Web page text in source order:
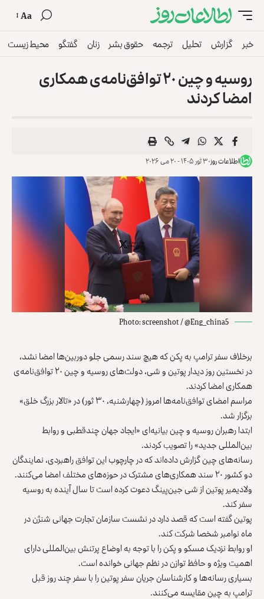
Aa
خبر گزارش تحلیل ترجمه حقوق بشر زنان گفتگو محیط زیست
روسیه و چین ۲۰ توافق‌نامه‌ی همکاری
امضا کردند
اطلاعات روز۳۰ ثور ۱۴۰۵ - ۲۰ می ۲۰۲۶
Photo: screenshot / @Eng_china5
برخلاف سفر ترامپ به پکن که هیچ سند رسمی جلو دوربین‌ها امضا نشد،
در نخستین روز دیدار پوتین و شی، دولت‌های روسیه و چین ۲۰ توافق‌نامه‌ی
همکاری امضا کردند.
مراسم امضای توافق‌نامه‌ها امروز (چهارشنبه، ۳۰ ثور) در «تالار بزرگ خلق»
برگزار شد.
ابتدا رهبران روسیه و چین بیانیه‌ای «ایجاد جهان چندقطبی و روابط
بین‌المللی جدید» را تصویب کردند.
رسانه‌های چینگزارش داده‌اند که در چارچوب این توافق راهبردی، نمایندگان
دو کشور ۲۰ سند همکاری‌های مشترک در حوزه‌های مختلف امضا می‌کنند.
ولادیمیر پوتین از شی جین‌پینگ دعوت کرده است تا سال آینده به روسیه
سفر کند.
پوتین گفته است که قصد دارد در نشست سازمان تجارت جهانی شنژن در
ماه نوامبر شخصا شرکت کند.
او روابط نزدیک مسکو و پکن را با توجه به اوضاع پرتنش بین‌المللی دارای
اهمیت ویژه‌ و حافظ توازن در نظم جهانی خوانده است.
بسیاری رسانه‌ها و کارشناسان جریان سفر پوتین را با سفر چند روز قبل
ترامپ به چین مقایسه می‌کنند.